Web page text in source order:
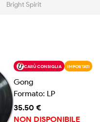
Bright Spirit
CARÙ CONSIGLIA IMPORTATI
Gong
Formato: LP
35.50 €
NON DISPONIBILE